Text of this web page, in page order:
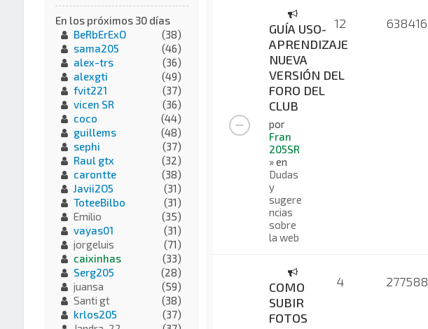
GUÍA USO-
APRENDIZAJE
NUEVA
VERSIÓN DEL
FORO DEL
CLUB
por
Fran
205SR
» en
Dudas
y
sugere
ncias
sobre
la web
12 638416
COMO
SUBIR
FOTOS
4 277588
En los próximos 30 días
BeRbErExO
(38)
sama205
(46)
alex-trs
(36)
alexgti
(49)
fvit221
(37)
vicen SR
(36)
coco
(44)
guillems
(48)
sephi
(37)
Raul gtx
(32)
carontte
(38)
Javii2O5
(31)
ToteeBilbo
(31)
Emilio
(35)
vayas01
(31)
jorgeluis
(71)
caixinhas
(33)
Serg205
(28)
juansa
(59)
Santi gt
(38)
krlos205
(37)